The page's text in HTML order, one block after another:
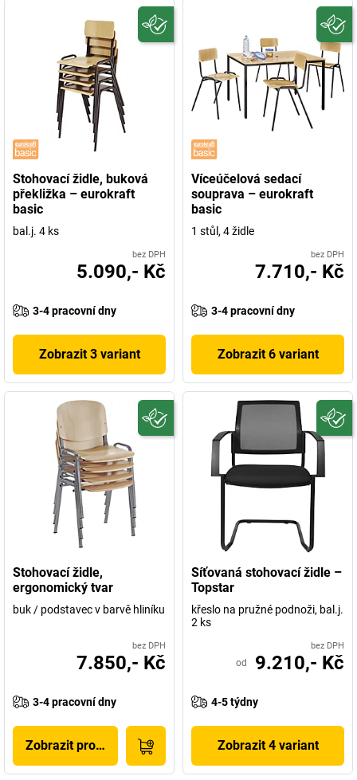
Stohovací židle, buková
překližka – eurokraft
basic
bal.j. 4 ks
bez DPH
5.090,- Kč
3-4 pracovní dny
Zobrazit 3 variant
Víceúčelová sedací
souprava – eurokraft
basic
1 stůl, 4 židle
bez DPH
7.710,- Kč
3-4 pracovní dny
Zobrazit 6 variant
Stohovací židle,
ergonomický tvar
buk / podstavec v barvě hliníku
bez DPH
7.850,- Kč
3-4 pracovní dny
Zobrazit produkt
Síťovaná stohovací židle –
Topstar
křeslo na pružné podnoži, bal.j.
2 ks
bez DPH
od 9.210,- Kč
4-5 týdny
Zobrazit 4 variant